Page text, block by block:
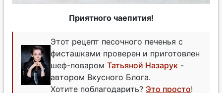
Приятного чаепития!
Этот рецепт песочного печенья с
фисташками проверен и приготовлен
шеф-поваром Татьяной Назарук -
автором Вкусного Блога.
Хотите поблагодарить? Это просто!